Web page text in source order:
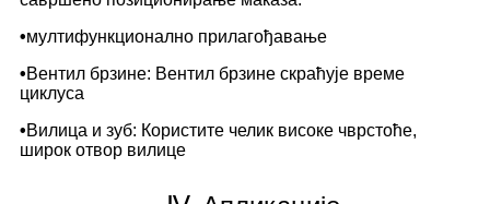
•мултифункционално прилагођавање
•Вентил брзине: Вентил брзине скраћује време
циклуса
•Вилица и зуб: Користите челик високе чврстоће,
широк отвор вилице